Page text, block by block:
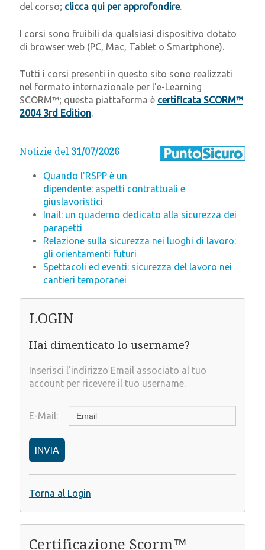
del corso; clicca qui per approfondire.
I corsi sono fruibili da qualsiasi dispositivo dotato
di browser web (PC, Mac, Tablet o Smartphone).
Tutti i corsi presenti in questo sito sono realizzati
nel formato internazionale per l'e-Learning
SCORM™; questa piattaforma è certificata SCORM™
2004 3rd Edition.
Notizie del 31/07/2026
Quando l'RSPP è un
dipendente: aspetti contrattuali e
giuslavoristici
Inail: un quaderno dedicato alla sicurezza dei
parapetti
Relazione sulla sicurezza nei luoghi di lavoro:
gli orientamenti futuri
Spettacoli ed eventi: sicurezza del lavoro nei
cantieri temporanei
LOGIN
Hai dimenticato lo username?
Inserisci l'indirizzo Email associato al tuo
account per ricevere il tuo username.
E-Mail:
INVIA
Torna al Login
Certificazione Scorm™